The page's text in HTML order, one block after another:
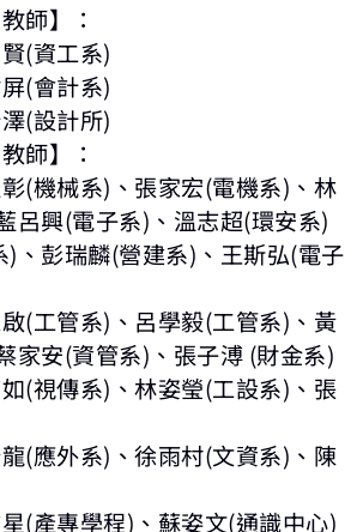
師】：
(資工系)
(會計系)
(設計所)
師】：
(機械系) 、張家宏(電機系) 、林
呂興(電子系) 、溫志超(環安系)
) 、彭瑞麟(營建系) 、王斯弘(電子
(工管系) 、呂學毅(工管系) 、黃
家安(資管系) 、張子溥 (財金系)
(視傳系) 、林姿瑩(工設系) 、張
(應外系) 、徐雨村(文資系) 、陳
(產專學程) 、蘇姿文(通識中心)